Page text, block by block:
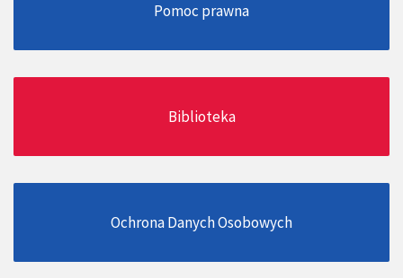
Pomoc prawna
Biblioteka
Ochrona Danych Osobowych